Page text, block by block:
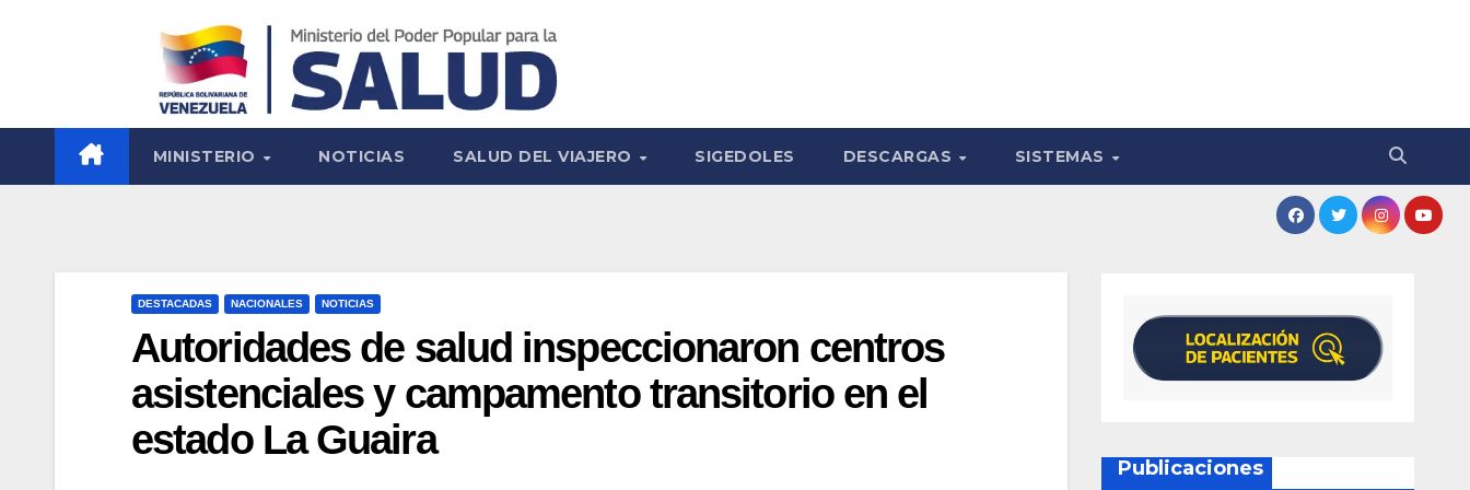
MINISTERIO NOTICIAS SALUD DEL VIAJERO SIGEDOLES DESCARGAS SISTEMAS
DESTACADAS NACIONALES NOTICIAS
Autoridades de salud inspeccionaron centros
asistenciales y campamento transitorio en el
estado La Guaira
Publicaciones